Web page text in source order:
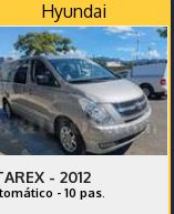
Hyundai
- 2012
- 10 pas.